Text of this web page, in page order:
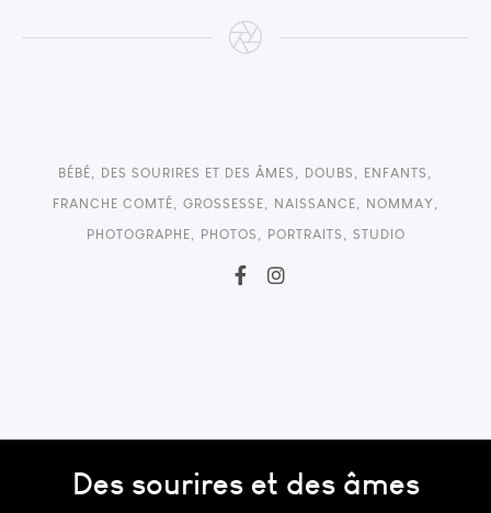
BÉBÉ, DES SOURIRES ET DES ÂMES , DOUBS , ENFANTS ,
FRANCHE COMTÉ, GROSSESSE, NAISSANCE, NOMMAY,
PHOTOGRAPHE, PHOTOS , PORTRAITS , STUDIO
Des sourires et des âmes